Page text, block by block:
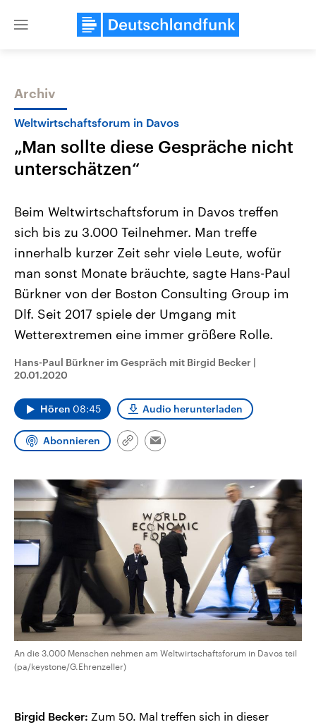
Close
Themen
Landtagswahl Sachsen-Anhalt
2026
Alle Informationen
Sachsen-Anhalt wählt am 6.
September 2026 einen neuen
Landtag. Seit 2021 wird das
Bundesland von einer Koalition aus
CDU, SPD und FDP regiert.-
Umfragen, Prognosen,
und Hintergründe zu den Parteien
und Kandidaten der anstehenden
Wahl.
USA
Aktuelle Beiträge,
Hintergründe
Wirtschaftlich und
gehören die Vereinigten
den mächtigsten Ländern
mit großem Einfluss auf
aktuelle Weltgeschehen.
Sendungen Programm Podcasts
Archiv
Weltwirtschaftsforum in Davos
„Man sollte diese Gespräche nicht
unterschätzen“
Beim Weltwirtschaftsforum in Davos treffen
sich bis zu 3.000 Teilnehmer. Man treffe
innerhalb kurzer Zeit sehr viele Leute, wofür
man sonst Monate bräuchte, sagte Hans-Paul
Bürkner von der Boston Consulting Group im
Dlf. Seit 2017 spiele der Umgang mit
Wetterextremen eine immer größere Rolle.
Hans-Paul Bürkner im Gespräch mit Birgid Becker |
20.01.2020
Hören 08:45 Audio herunterladen
Abonnieren
Link
Email
An die 3.000 Menschen nehmen am Weltwirtschaftsforum in Davos teil
(pa/keystone/G.Ehrenzeller)
Birgid Becker: Zum 50. Mal treffen sich in dieser